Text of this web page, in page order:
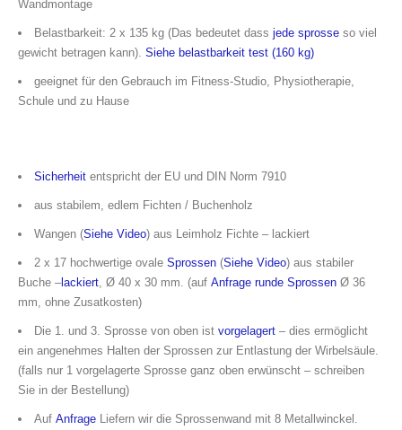
Wandmontage
Belastbarkeit: 2 x 135 kg (Das bedeutet dass jede sprosse so viel
gewicht betragen kann). Siehe belastbarkeit test (160 kg)
geeignet für den Gebrauch im Fitness-Studio, Physiotherapie,
Schule und zu Hause
Sicherheit entspricht der EU und DIN Norm 7910
aus stabilem, edlem Fichten / Buchenholz
Wangen (Siehe Video) aus Leimholz Fichte – lackiert
2 x 17 hochwertige ovale Sprossen (Siehe Video) aus stabiler
Buche – lackiert , Ø 40 x 30 mm. (auf Anfrage runde Sprossen Ø 36
mm, ohne Zusatkosten)
Die 1. und 3. Sprosse von oben ist vorgelagert – dies ermöglicht
ein angenehmes Halten der Sprossen zur Entlastung der Wirbelsäule.
(falls nur 1 vorgelagerte Sprosse ganz oben erwünscht – schreiben
Sie in der Bestellung)
Auf Anfrage Liefern wir die Sprossenwand mit 8 Metallwinckel.